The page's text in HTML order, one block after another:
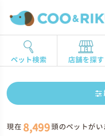
ペット検索 店舗を探す
現在 8,499頭のペットがい